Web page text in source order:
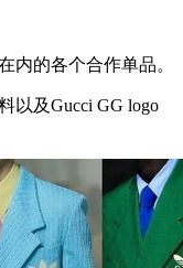
的各个合作单品。
及Gucci GG logo